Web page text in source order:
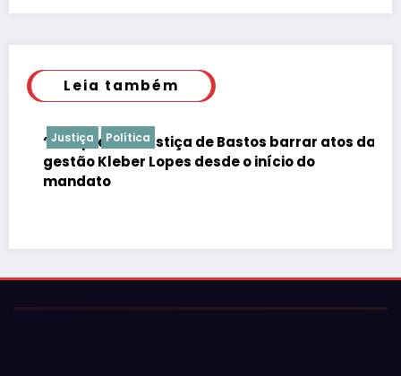
Leia também
Justiça Política
“É de praxe”: Justiça de Bastos barrar atos da
gestão Kleber Lopes desde o início do
mandato